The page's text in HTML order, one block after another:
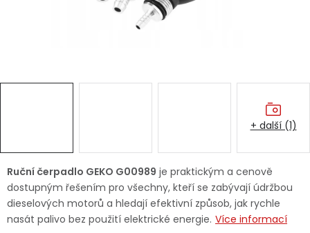
Značky
Ruční čerpadlo GEKO G00989 je praktickým a cenově
dostupným řešením pro všechny, kteří se zabývají údržbou
dieselových motorů a hledají efektivní způsob, jak rychle
nasát palivo bez použití elektrické energie. Více informací
+ další (1)